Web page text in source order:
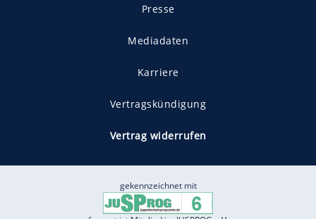
Presse
Mediadaten
Karriere
Vertragskündigung
Vertrag widerrufen
gekennzeichnet mit